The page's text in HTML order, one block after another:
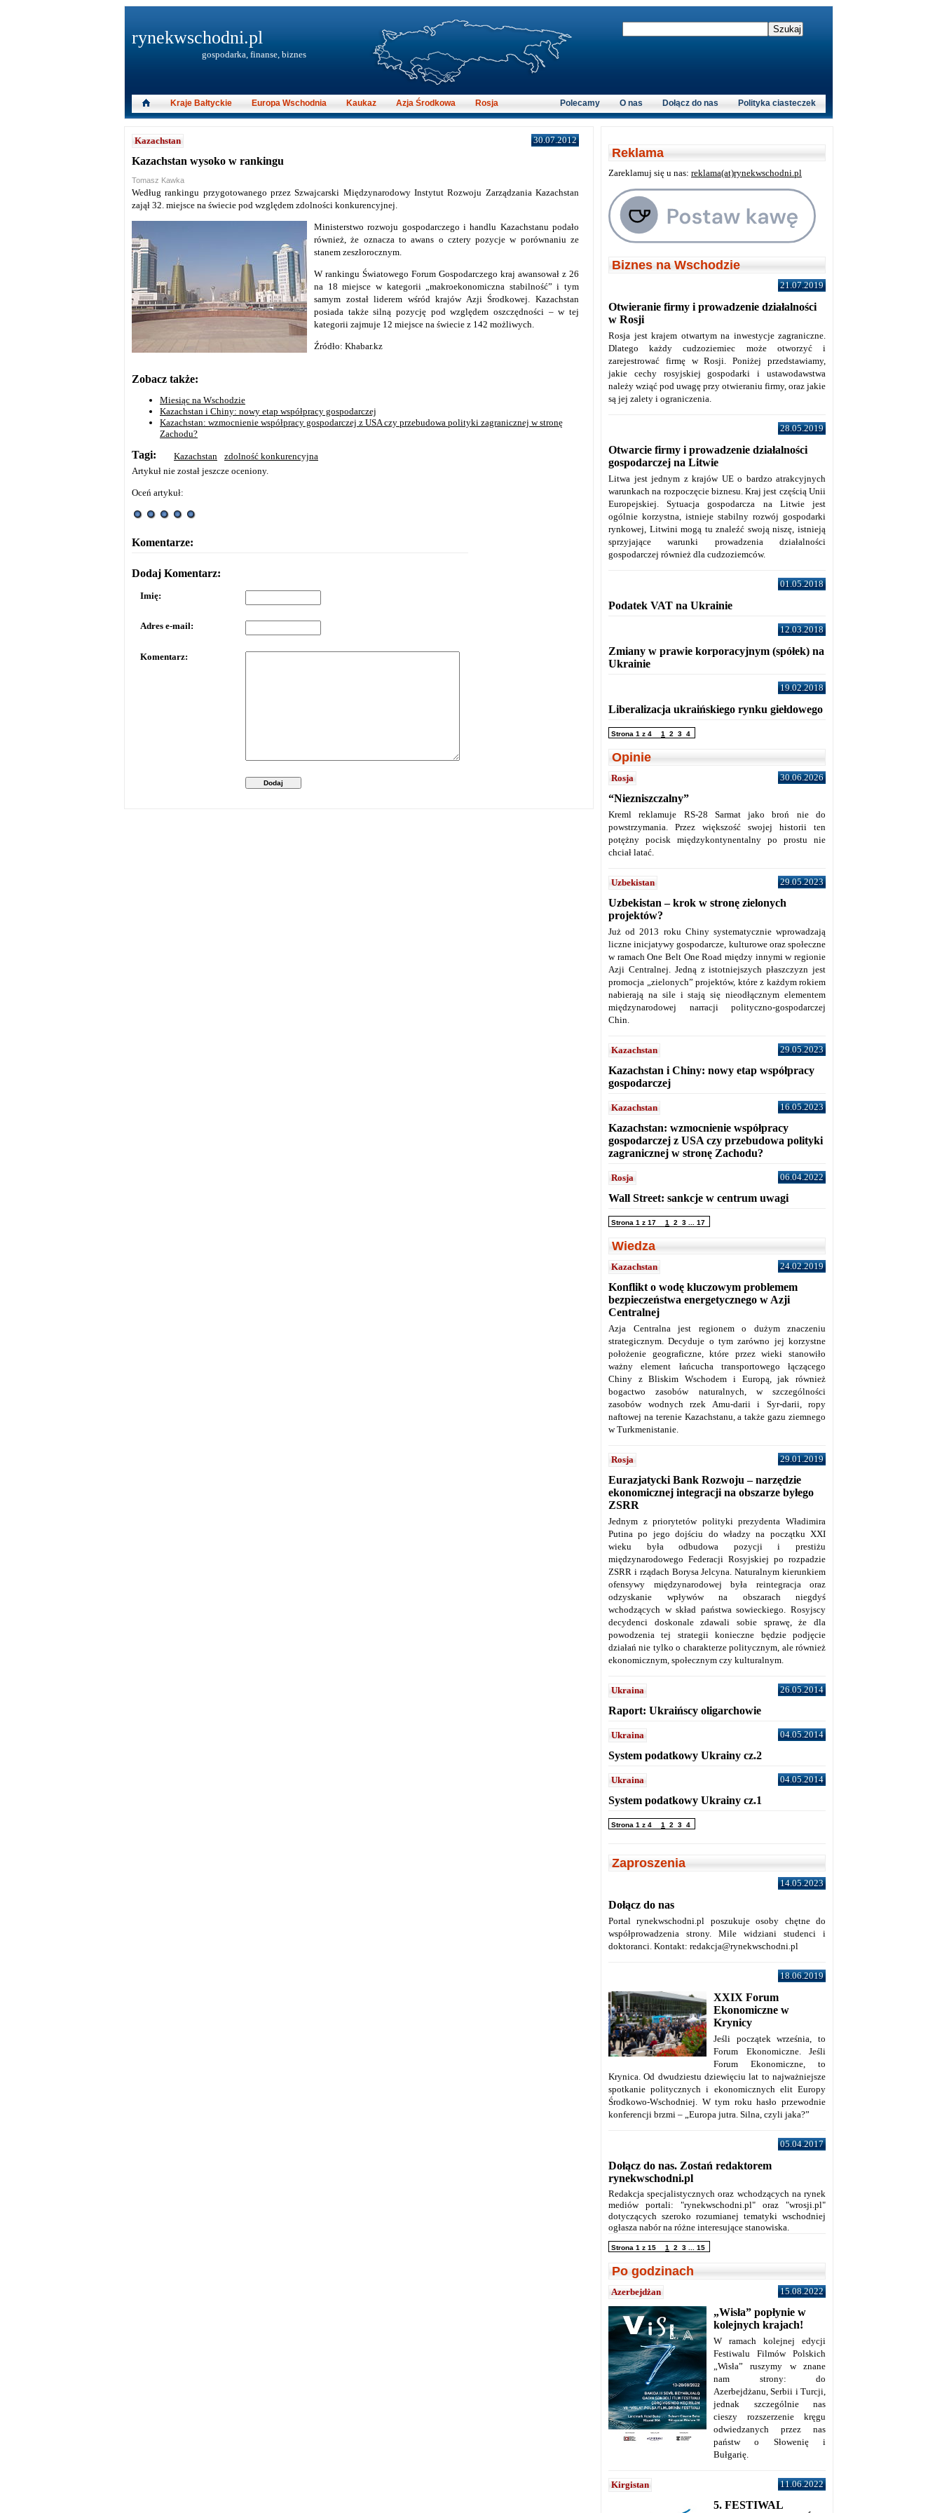
Kazachstan 30.07.2012
Kazachstan wysoko w rankingu
Tomasz Kawka
Według rankingu przygotowanego przez Szwajcarski Międzynarodowy Instytut Rozwoju Zarządzania Kazachstan
zajął 32. miejsce na świecie pod względem zdolności konkurencyjnej.
Ministerstwo rozwoju gospodarczego i handlu Kazachstanu podało
również, że oznacza to awans o cztery pozycje w porównaniu ze
stanem zeszłorocznym.
W rankingu Światowego Forum Gospodarczego kraj awansował z 26
na 18 miejsce w kategorii „makroekonomiczna stabilność” i tym
samym został liderem wśród krajów Azji Środkowej. Kazachstan
posiada także silną pozycję pod względem oszczędności – w tej
kategorii zajmuje 12 miejsce na świecie z 142 możliwych.
Źródło: Khabar.kz
Zobacz także:
Miesiąc na Wschodzie
Kazachstan i Chiny: nowy etap współpracy gospodarczej
Kazachstan: wzmocnienie współpracy gospodarczej z USA czy przebudowa polityki zagranicznej w stronę
Zachodu?
Tagi: Kazachstan
zdolność konkurencyjna
Artykuł nie został jeszcze oceniony.
Oceń artykuł:
Komentarze:
Dodaj Komentarz:
Imię:
Adres e-mail:
Komentarz:
Dodaj
rynekwschodni.pl
gospodarka, finanse, biznes
Kraje Bałtyckie Europa Wschodnia Kaukaz Azja Środkowa Rosja Polityka ciasteczek
Dołącz do nas
O nas
Polecamy
Reklama
Zareklamuj się u nas: reklama(at)rynekwschodni.pl
Biznes na Wschodzie
21.07.2019
Otwieranie firmy i prowadzenie działalności
w Rosji
Rosja jest krajem otwartym na inwestycje zagraniczne.
Dlatego każdy cudzoziemiec może otworzyć i
zarejestrować firmę w Rosji. Poniżej przedstawiamy,
jakie cechy rosyjskiej gospodarki i ustawodawstwa
należy wziąć pod uwagę przy otwieraniu firmy, oraz jakie
są jej zalety i ograniczenia.
28.05.2019
Otwarcie firmy i prowadzenie działalności
gospodarczej na Litwie
Litwa jest jednym z krajów UE o bardzo atrakcyjnych
warunkach na rozpoczęcie biznesu. Kraj jest częścią Unii
Europejskiej. Sytuacja gospodarcza na Litwie jest
ogólnie korzystna, istnieje stabilny rozwój gospodarki
rynkowej, Litwini mogą tu znaleźć swoją niszę, istnieją
sprzyjające warunki prowadzenia działalności
gospodarczej również dla cudzoziemców.
01.05.2018
Podatek VAT na Ukrainie
12.03.2018
Zmiany w prawie korporacyjnym (spółek) na
Ukrainie
19.02.2018
Liberalizacja ukraińskiego rynku giełdowego
Strona 1 z 4 1 2 3 4
Opinie
Rosja 30.06.2026
“Niezniszczalny”
Kreml reklamuje RS-28 Sarmat jako broń nie do
powstrzymania. Przez większość swojej historii ten
potężny pocisk międzykontynentalny po prostu nie
chciał latać.
Uzbekistan 29.05.2023
Uzbekistan – krok w stronę zielonych
projektów?
Już od 2013 roku Chiny systematycznie wprowadzają
liczne inicjatywy gospodarcze, kulturowe oraz społeczne
w ramach One Belt One Road między innymi w regionie
Azji Centralnej. Jedną z istotniejszych płaszczyzn jest
promocja „zielonych” projektów, które z każdym rokiem
nabierają na sile i stają się nieodłącznym elementem
międzynarodowej narracji polityczno-gospodarczej
Chin.
Kazachstan 29.05.2023
Kazachstan i Chiny: nowy etap współpracy
gospodarczej
Kazachstan 16.05.2023
Kazachstan: wzmocnienie współpracy
gospodarczej z USA czy przebudowa polityki
zagranicznej w stronę Zachodu?
Rosja 06.04.2022
Wall Street: sankcje w centrum uwagi
Strona 1 z 17 1 2 3 17
Wiedza
Kazachstan 24.02.2019
Konflikt o wodę kluczowym problemem
bezpieczeństwa energetycznego w Azji
Centralnej
Azja Centralna jest regionem o dużym znaczeniu
strategicznym. Decyduje o tym zarówno jej korzystne
położenie geograficzne, które przez wieki stanowiło
ważny element łańcucha transportowego łączącego
Chiny z Bliskim Wschodem i Europą, jak również
bogactwo zasobów naturalnych, w szczególności
zasobów wodnych rzek Amu-darii i Syr-darii, ropy
naftowej na terenie Kazachstanu, a także gazu ziemnego
w Turkmenistanie.
Rosja 29.01.2019
Eurazjatycki Bank Rozwoju – narzędzie
ekonomicznej integracji na obszarze byłego
ZSRR
Jednym z priorytetów polityki prezydenta Władimira
Putina po jego dojściu do władzy na początku XXI
wieku była odbudowa pozycji i prestiżu
międzynarodowego Federacji Rosyjskiej po rozpadzie
ZSRR i rządach Borysa Jelcyna. Naturalnym kierunkiem
ofensywy międzynarodowej była reintegracja oraz
odzyskanie wpływów na obszarach niegdyś
wchodzących w skład państwa sowieckiego. Rosyjscy
decydenci doskonale zdawali sobie sprawę, że dla
powodzenia tej strategii konieczne będzie podjęcie
działań nie tylko o charakterze politycznym, ale również
ekonomicznym, społecznym czy kulturalnym.
Ukraina 26.05.2014
Raport: Ukraińscy oligarchowie
Ukraina 04.05.2014
System podatkowy Ukrainy cz.2
Ukraina 04.05.2014
System podatkowy Ukrainy cz.1
Strona 1 z 4 1 2 3 4
Zaproszenia
14.05.2023
Dołącz do nas
Portal rynekwschodni.pl poszukuje osoby chętne do
współprowadzenia strony. Mile widziani studenci i
doktoranci. Kontakt: redakcja@rynekwschodni.pl
18.06.2019
XXIX Forum
Ekonomiczne w
Krynicy
Jeśli początek września, to
Forum Ekonomiczne. Jeśli
Forum Ekonomiczne, to
Krynica. Od dwudziestu dziewięciu lat to najważniejsze
spotkanie politycznych i ekonomicznych elit Europy
Środkowo-Wschodniej. W tym roku hasło przewodnie
konferencji brzmi – „Europa jutra. Silna, czyli jaka?”
05.04.2017
Dołącz do nas. Zostań redaktorem
rynekwschodni.pl
Redakcja specjalistycznych oraz wchodzących na rynek
mediów portali: "rynekwschodni.pl" oraz "wrosji.pl"
dotyczących szeroko rozumianej tematyki wschodniej
ogłasza nabór na różne interesujące stanowiska.
Strona 1 z 15 1 2 3 15
Po godzinach
Azerbejdżan 15.08.2022
„Wisła” popłynie w
kolejnych krajach!
W ramach kolejnej edycji
Festiwalu Filmów Polskich
„Wisła” ruszymy w znane
nam strony: do
Azerbejdżanu, Serbii i Turcji,
jednak szczególnie nas
cieszy rozszerzenie kręgu
odwiedzanych przez nas
państw o Słowenię i
Bułgarię.
Kirgistan 11.06.2022
5. FESTIWAL